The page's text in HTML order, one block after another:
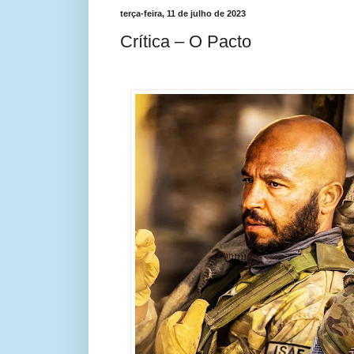
terça-feira, 11 de julho de 2023
Crítica – O Pacto